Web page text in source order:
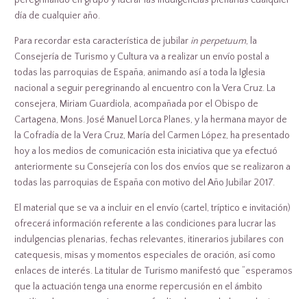
día de cualquier año.
Para recordar esta característica de jubilar in perpetuum, la
Consejería de Turismo y Cultura va a realizar un envío postal a
todas las parroquias de España, animando así a toda la Iglesia
nacional a seguir peregrinando al encuentro con la Vera Cruz. La
consejera, Miriam Guardiola, acompañada por el Obispo de
Cartagena, Mons. José Manuel Lorca Planes, y la hermana mayor de
la Cofradía de la Vera Cruz, María del Carmen López, ha presentado
hoy a los medios de comunicación esta iniciativa que ya efectuó
anteriormente su Consejería con los dos envíos que se realizaron a
todas las parroquias de España con motivo del Año Jubilar 2017.
El material que se va a incluir en el envío (cartel, tríptico e invitación)
ofrecerá información referente a las condiciones para lucrar las
indulgencias plenarias, fechas relevantes, itinerarios jubilares con
catequesis, misas y momentos especiales de oración, así como
enlaces de interés. La titular de Turismo manifestó que “esperamos
que la actuación tenga una enorme repercusión en el ámbito